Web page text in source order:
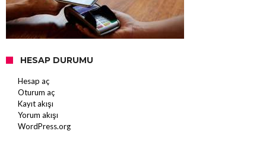
HESAP DURUMU
Hesap aç
Oturum aç
Kayıt akışı
Yorum akışı
WordPress.org